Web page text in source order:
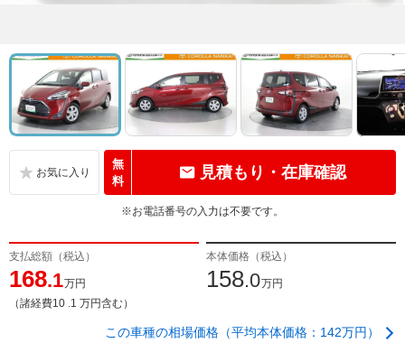
無
料
見積もり・在庫確認
※お電話番号の入力は不要です。
支払総額（税込）
168.1万円
（諸経費10 .1 万円含む）
本体価格（税込）
158.0万円
この車種の相場価格（平均本体価格：142万円）